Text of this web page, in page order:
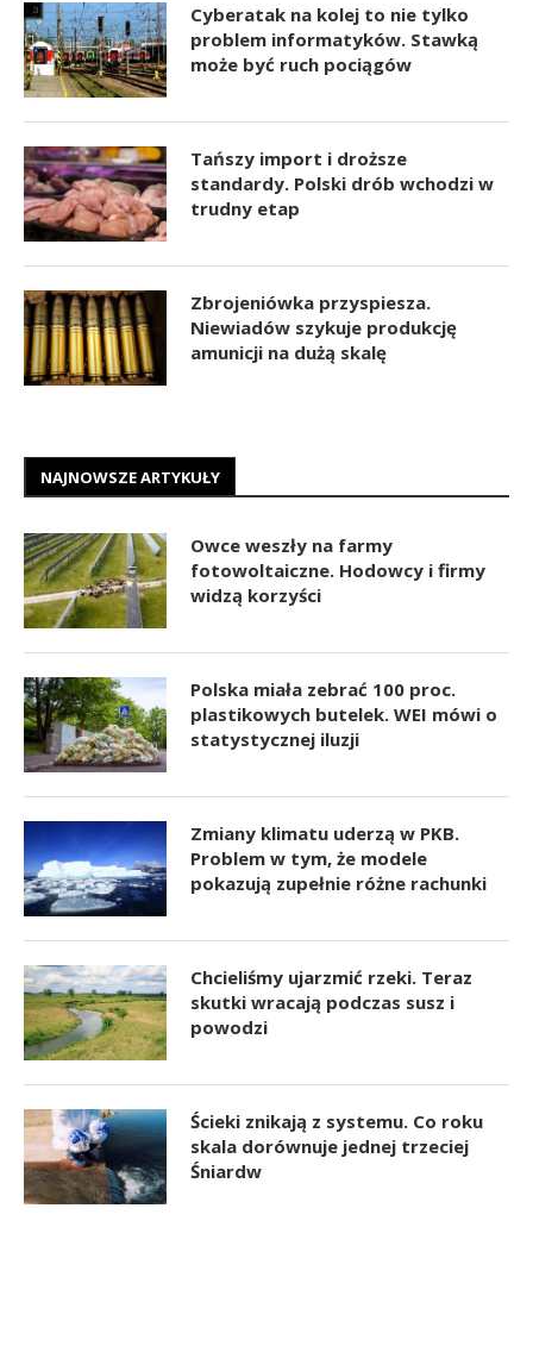
Cyberatak na kolej to nie tylko
problem informatyków. Stawką
może być ruch pociągów
Tańszy import i droższe
standardy. Polski drób wchodzi w
trudny etap
Zbrojeniówka przyspiesza.
Niewiadów szykuje produkcję
amunicji na dużą skalę
NAJNOWSZE ARTYKUŁY
Owce weszły na farmy
fotowoltaiczne. Hodowcy i firmy
widzą korzyści
Polska miała zebrać 100 proc.
plastikowych butelek. WEI mówi o
statystycznej iluzji
Zmiany klimatu uderzą w PKB.
Problem w tym, że modele
pokazują zupełnie różne rachunki
Chcieliśmy ujarzmić rzeki. Teraz
skutki wracają podczas susz i
powodzi
Ścieki znikają z systemu. Co roku
skala dorównuje jednej trzeciej
Śniardw